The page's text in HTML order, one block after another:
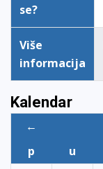
se?
Više
informacija
Kalendar
←
p
u